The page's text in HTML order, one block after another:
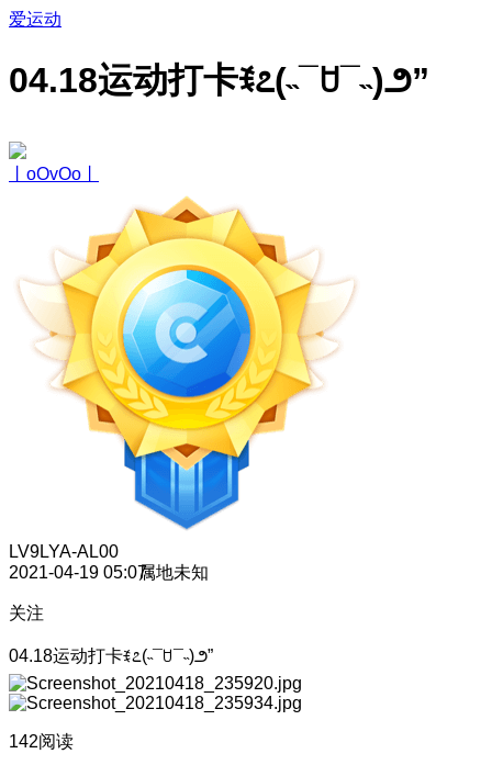
爱运动
04.18运动打卡ꉂ೭(˵¯ꇴ¯˵)౨”
丨oOvOo丨
LV9LYA-AL00
2021-04-19 05:07属地未知
关注
04.18运动打卡ꉂ೭(˵¯ꇴ¯˵)౨”
142阅读